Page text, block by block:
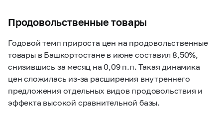
Продовольственные товары
Годовой темп прироста цен на продовольственные
товары в Башкортостане в июне составил 8,50%,
снизившись за месяц на 0,09 п.п. Такая динамика
цен сложилась из-за расширения внутреннего
предложения отдельных видов продовольствия и
эффекта высокой сравнительной базы.